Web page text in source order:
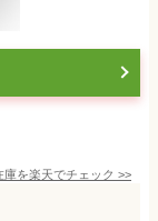
庫を楽天でチェック >>